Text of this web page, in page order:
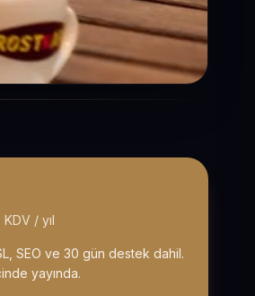
KDV / yıl
SEO ve 30 gün destek dahil.
yayında.